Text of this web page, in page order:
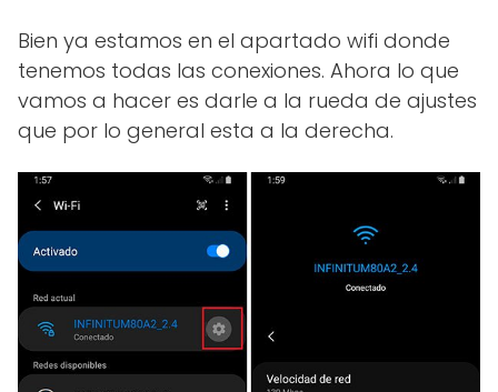
Bien ya estamos en el apartado wifi donde
tenemos todas las conexiones. Ahora lo que
vamos a hacer es darle a la rueda de ajustes
que por lo general esta a la derecha.